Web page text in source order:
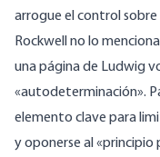
arrogue el control sobre
Rockwell no lo
una página de Ludwig
«autodeterminación».
elemento clave para
y oponerse al